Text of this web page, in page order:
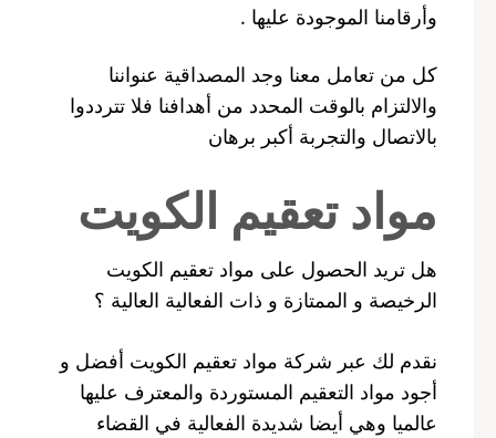
وأرقامنا الموجودة عليها .
كل من تعامل معنا وجد المصداقية عنواننا
والالتزام بالوقت المحدد من أهدافنا فلا تترددوا
بالاتصال والتجربة أكبر برهان
مواد تعقيم الكويت
هل تريد الحصول على مواد تعقيم الكويت
الرخيصة و الممتازة و ذات الفعالية العالية ؟
نقدم لك عبر شركة مواد تعقيم الكويت أفضل و
أجود مواد التعقيم المستوردة والمعترف عليها
عالميا وهي أيضا شديدة الفعالية في القضاء